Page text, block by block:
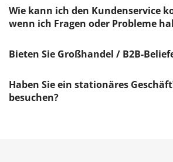
Wie kann ich den Kundenservice
wenn ich Fragen oder Probleme
Bieten Sie Großhandel / B2B-
Haben Sie ein stationäres
besuchen?